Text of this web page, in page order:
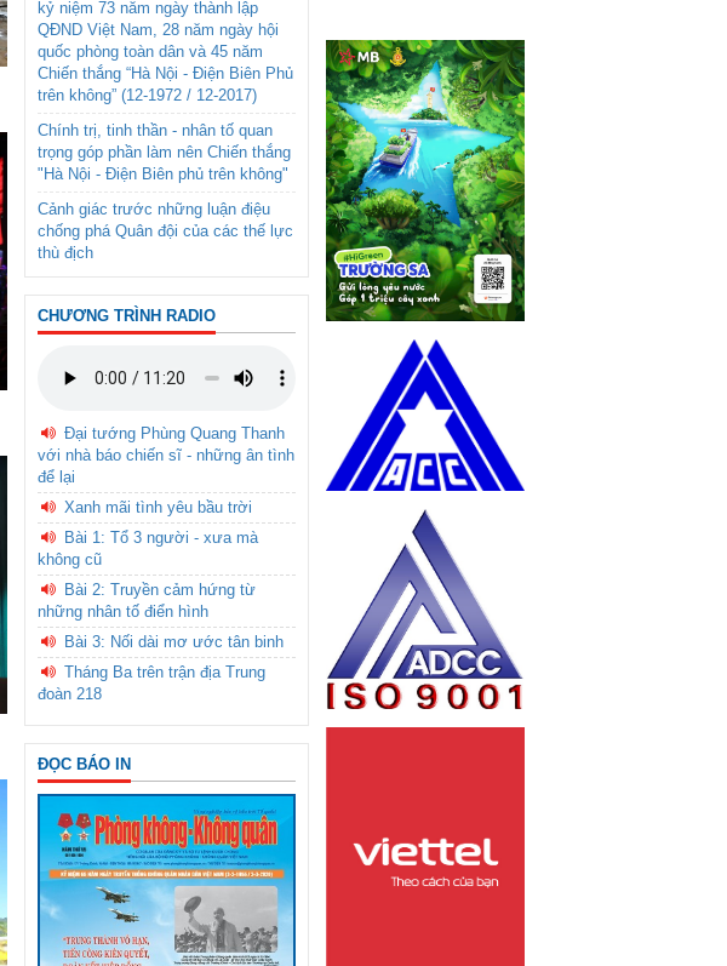
kỷ niệm 73 năm ngày thành lập
QĐND Việt Nam, 28 năm ngày hội
quốc phòng toàn dân và 45 năm
Chiến thắng “Hà Nội - Điện Biên Phủ
trên không” (12-1972 / 12-2017)
Chính trị, tinh thần - nhân tố quan
trọng góp phần làm nên Chiến thắng
"Hà Nội - Điện Biên phủ trên không"
Cảnh giác trước những luận điệu
chống phá Quân đội của các thế lực
thù địch
CHƯƠNG TRÌNH RADIO
Đại tướng Phùng Quang Thanh
với nhà báo chiến sĩ - những ân tình
để lại
Xanh mãi tình yêu bầu trời
Bài 1: Tổ 3 người - xưa mà
không cũ
Bài 2: Truyền cảm hứng từ
những nhân tố điển hình
Bài 3: Nối dài mơ ước tân binh
Tháng Ba trên trận địa Trung
đoàn 218
ĐỌC BÁO IN